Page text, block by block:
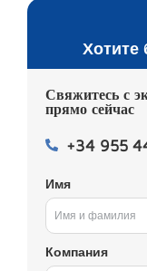
Свяжитесь с
прямо сейчас
+34 955
Имя
Компания